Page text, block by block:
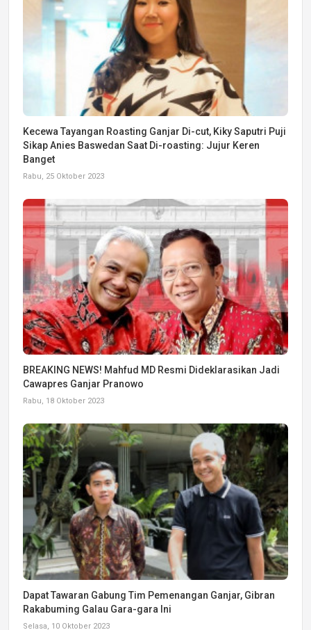
Kecewa Tayangan Roasting Ganjar Di-cut, Kiky Saputri Puji
Sikap Anies Baswedan Saat Di-roasting: Jujur Keren
Banget
Rabu, 25 Oktober 2023
BREAKING NEWS! Mahfud MD Resmi Dideklarasikan Jadi
Cawapres Ganjar Pranowo
Rabu, 18 Oktober 2023
Dapat Tawaran Gabung Tim Pemenangan Ganjar, Gibran
Rakabuming Galau Gara-gara Ini
Selasa, 10 Oktober 2023